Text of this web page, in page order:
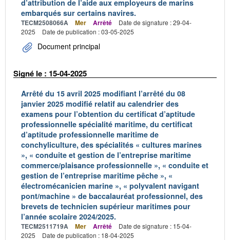
d’attribution de l’aide aux employeurs de marins
embarqués sur certains navires.
TECM2508066A Mer Arrêté
Date de signature : 29-04-
2025
Date de publication : 03-05-2025
Document principal
Signé le : 15-04-2025
Arrêté du 15 avril 2025 modifiant l’arrêté du 08
janvier 2025 modifié relatif au calendrier des
examens pour l’obtention du certificat d’aptitude
professionnelle spécialité maritime, du certificat
d’aptitude professionnelle maritime de
conchyliculture, des spécialités « cultures marines
», « conduite et gestion de l’entreprise maritime
commerce/plaisance professionnelle », « conduite et
gestion de l’entreprise maritime pêche », «
électromécanicien marine », « polyvalent navigant
pont/machine » de baccalauréat professionnel, des
brevets de technicien supérieur maritimes pour
l’année scolaire 2024/2025.
TECM2511719A Mer Arrêté
Date de signature : 15-04-
2025
Date de publication : 18-04-2025